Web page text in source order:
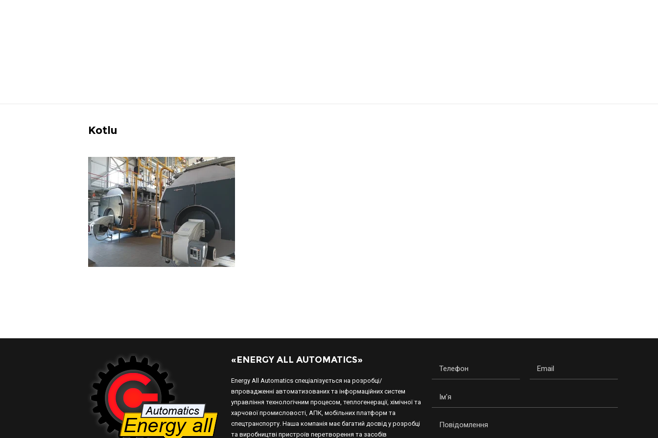
Kotlu
«ENERGY ALL AUTOMATICS»
Energy All Automatics спеціалізується на розробці/
впровадженні автоматизованих та інформаційних систем
управління технологічним процесом, теплогенерації, хімічної та
харчової промисловості, АПК, мобільних платформ та
спецтранспорту. Наша компанія має багатий досвід у розробці
та виробництві пристроїв перетворення та засобів